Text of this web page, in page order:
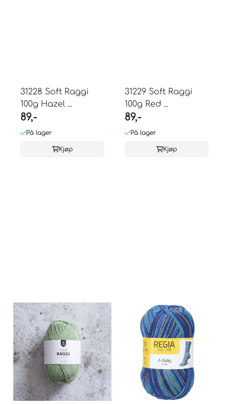
31228 Soft Raggi
100g Hazel ...
89,-
På lager
Kjøp
31229 Soft Raggi
100g Red ...
89,-
På lager
Kjøp